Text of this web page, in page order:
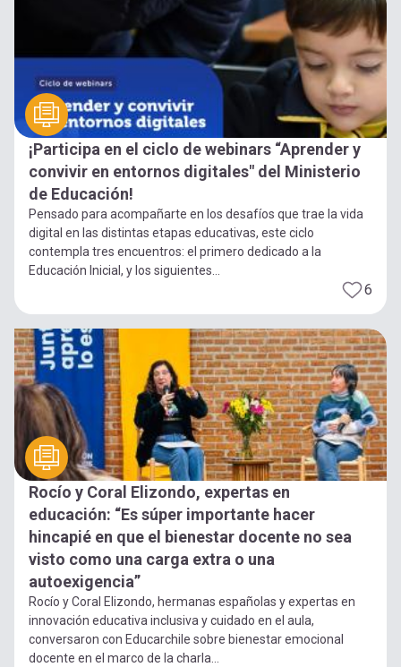
¡Participa en el ciclo de webinars “Aprender y
convivir en entornos digitales" del Ministerio
de Educación!
Pensado para acompañarte en los desafíos que trae la vida
digital en las distintas etapas educativas, este ciclo
contempla tres encuentros: el primero dedicado a la
Educación Inicial, y los siguientes...
6
Rocío y Coral Elizondo, expertas en
educación: “Es súper importante hacer
hincapié en que el bienestar docente no sea
visto como una carga extra o una
autoexigencia”
Rocío y Coral Elizondo, hermanas españolas y expertas en
innovación educativa inclusiva y cuidado en el aula,
conversaron con Educarchile sobre bienestar emocional
docente en el marco de la charla...